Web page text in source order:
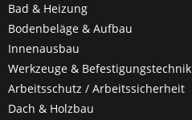
Bad & Heizung
Bodenbeläge & Aufbau
Innenausbau
Werkzeuge & Befestigungstechnik
Arbeitsschutz / Arbeitssicherheit
Dach & Holzbau